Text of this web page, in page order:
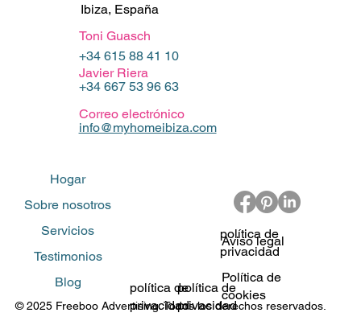
Ibiza, España
Toni Guasch
+34 615 88 41 10
Javier Riera
+34 667 53 96 63
Correo electrónico
info@myhomeibiza.com
Hogar
Sobre nosotros
Servicios
Testimonios
Blog
© 2025 Freeboo Advertising. Todos los derechos reservados.
política de
privacidad
política de
privacidad
política de
privacidad
Aviso legal
Política de
cookies